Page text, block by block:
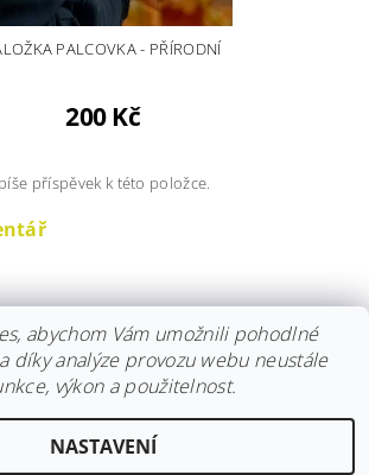
PALCOVKA - PŘÍRODNÍ
200 Kč
příspěvek k této položce.
| Fler | Facebook
abychom Vám umožnili pohodlné
díky analýze provozu webu neustále
výkon a použitelnost.
NASTAVENÍ